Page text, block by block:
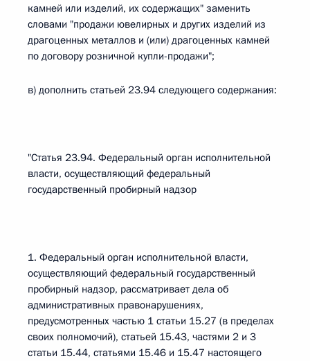
камней или изделий, их содержащих" заменить
словами "продажи ювелирных и других изделий из
драгоценных металлов и (или) драгоценных камней
по договору розничной купли-продажи";
в) дополнить статьей 23.94 следующего содержания:
"Статья 23.94. Федеральный орган исполнительной
власти, осуществляющий федеральный
государственный пробирный надзор
1. Федеральный орган исполнительной власти,
осуществляющий федеральный государственный
пробирный надзор, рассматривает дела об
административных правонарушениях,
предусмотренных частью 1 статьи 15.27 (в пределах
своих полномочий), статьей 15.43, частями 2 и 3
статьи 15.44, статьями 15.46 и 15.47 настоящего